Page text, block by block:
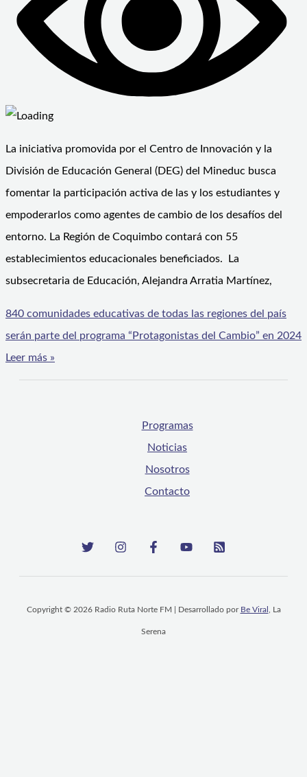
La iniciativa promovida por el Centro de Innovación y la
División de Educación General (DEG) del Mineduc busca
fomentar la participación activa de las y los estudiantes y
empoderarlos como agentes de cambio de los desafíos del
entorno. La Región de Coquimbo contará con 55
establecimientos educacionales beneficiados. La
subsecretaria de Educación, Alejandra Arratia Martínez,
840 comunidades educativas de todas las regiones del país
serán parte del programa “Protagonistas del Cambio” en 2024
Leer más »
Programas
Noticias
Nosotros
Contacto
Copyright © 2026 Radio Ruta Norte FM | Desarrollado por Be Viral , La
Serena